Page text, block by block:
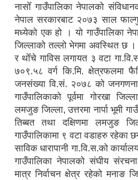
नासोँ गाउँपालिका नेपालको
नेपाल सरकारबाट २०७३ साल
मध्येको एक हो । यो गाउँपालिका
जिल्लाको तल्लो भेगमा अवस्थित छ ।
र थोँचे गाविस लगायत ३ वटा
७०९.५८ वर्ग कि.मि. क्षेत्रफलमा
जनसंख्या वि.सं. २०७८ को
गाउँपालिकाको पूर्वमा गोरखा
लमजुङ जिल्ला, उत्तरमा नार्पा भूमी
तिब्बत तथा दक्षिणमा लमजुङ
गाउँपालिकामा ९ वटा वडाहरु
साविक धारापानी गा.वि.स.को
गाउँपालिका नेपालको संघीय संरचना
मात्र निर्वाचन क्षेत्र रहेको मनाङ